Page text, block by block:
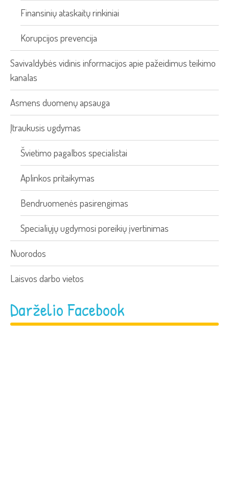
Finansinių ataskaitų rinkiniai
Korupcijos prevencija
Savivaldybės vidinis informacijos apie pažeidimus teikimo
kanalas
Asmens duomenų apsauga
Įtraukusis ugdymas
Švietimo pagalbos specialistai
Aplinkos pritaikymas
Bendruomenės pasirengimas
Specialiųjų ugdymosi poreikių įvertinimas
Nuorodos
Laisvos darbo vietos
Darželio Facebook